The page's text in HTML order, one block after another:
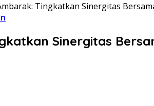
Tingkatkan Sinergitas
Sinergitas